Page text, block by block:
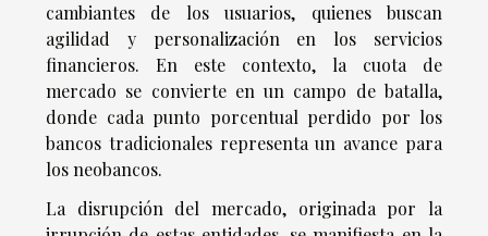
cambiantes de los usuarios, quienes buscan
agilidad y personalización en los servicios
financieros. En este contexto, la cuota de
mercado se convierte en un campo de batalla,
donde cada punto porcentual perdido por los
bancos tradicionales representa un avance para
los neobancos.
La disrupción del mercado, originada por la